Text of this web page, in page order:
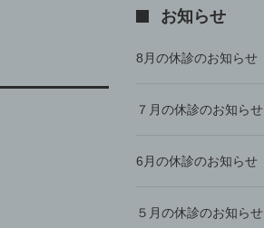
お知らせ
8月の休診のお知らせ
７月の休診のお知らせ
6月の休診のお知らせ
５月の休診のお知らせ